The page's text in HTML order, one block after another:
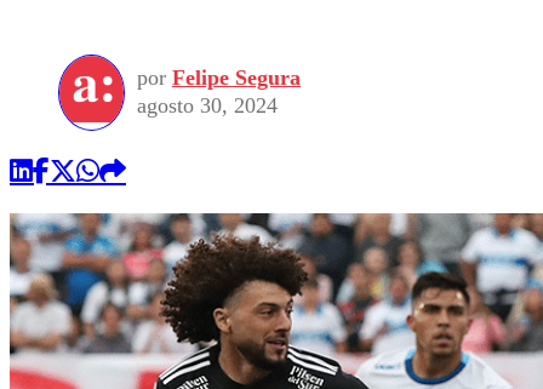
por Felipe Segura
agosto 30, 2024